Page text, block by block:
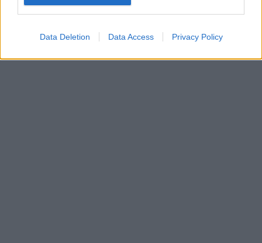
Data Deletion Data Access Privacy Policy